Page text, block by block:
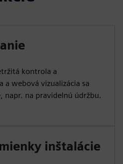
kontrola a
webová vizualizácia sa
napr. na pravidelnú údržbu.
inštalácie